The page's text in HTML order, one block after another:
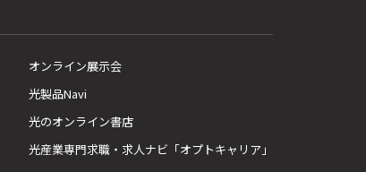
オンライン展示会
光製品Navi
光のオンライン書店
光産業専門求職・求人ナビ「オプトキャリア」